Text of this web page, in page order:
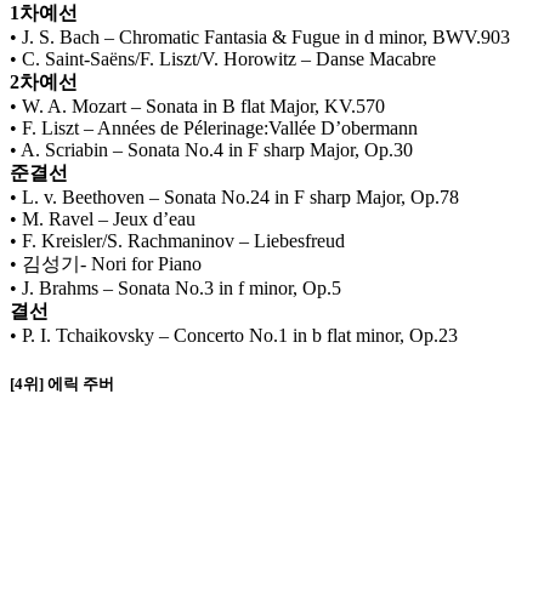
1차예선
• J. S. Bach – Chromatic Fantasia & Fugue in d minor, BWV.903
• C. Saint-Saëns/F. Liszt/V. Horowitz – Danse Macabre
2차예선
• W. A. Mozart – Sonata in B flat Major, KV.570
• F. Liszt – Années de Pélerinage:Vallée D’obermann
• A. Scriabin – Sonata No.4 in F sharp Major, Op.30
준결선
• L. v. Beethoven – Sonata No.24 in F sharp Major, Op.78
• M. Ravel – Jeux d’eau
• F. Kreisler/S. Rachmaninov – Liebesfreud
• 김성기- Nori for Piano
• J. Brahms – Sonata No.3 in f minor, Op.5
결선
• P. I. Tchaikovsky – Concerto No.1 in b flat minor, Op.23
[4위] 에릭 주버